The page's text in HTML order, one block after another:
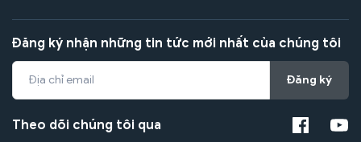
Đăng ký nhận những tin tức mới nhất của chúng tôi
Đăng ký
Theo dõi chúng tôi qua